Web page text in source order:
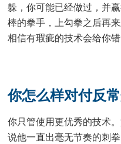
躲，你可能已经做过，并
棒的拳手，上勾拳之后再
相信有瑕疵的技术会给你
你怎么样对付反
你只管使用更优秀的技术
说他一直出毫无节奏的刺